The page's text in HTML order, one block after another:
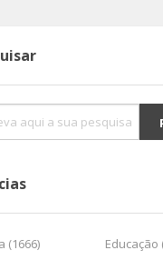
(1666)
Educação